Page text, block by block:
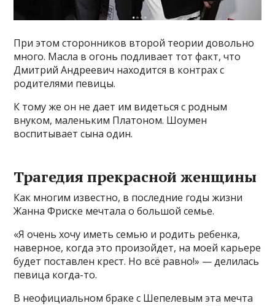
При этом сторонников второй теории довольно
много. Масла в огонь подливает тот факт, что
Дмитрий Андреевич находится в контрах с
родителями певицы.
К тому же он не дает им видеться с родным
внуком, маленьким Платоном. Шоумен
воспитывает сына один.
Трагедия прекрасной женщины
Как многим известно, в последние годы жизни
Жанна Фриске мечтала о большой семье.
«Я очень хочу иметь семью и родить ребенка,
наверное, когда это произойдет, на моей карьере
будет поставлен крест. Но всё равно!» — делилась
певица когда-то.
В неофициальном браке с Шепелевым эта мечта